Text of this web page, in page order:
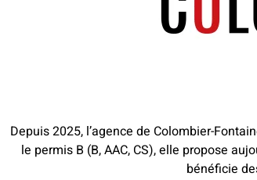
Depuis 2025, l’agence de Colombier-
le permis B (B, AAC, CS), elle propose
bénéficie